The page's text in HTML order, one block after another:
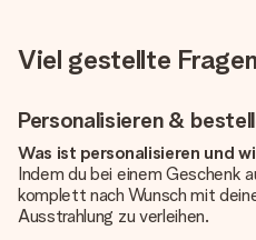
Viel gestellte Fragen
Personalisieren &
Was ist personalisieren und
Indem du bei einem Geschenk
komplett nach Wunsch mit
Ausstrahlung zu verleihen.